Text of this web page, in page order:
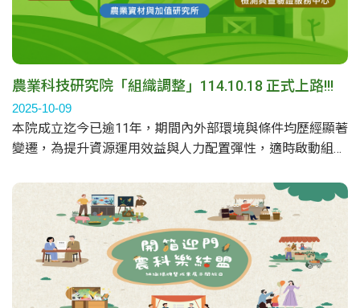
農業科技研究院「組織調整」114.10.18 正式上路!!!
2025-10-09
本院成立迄今已逾11年，期間內外部環境與條件均歷經顯著
變遷，為提升資源運用效益與人力配置彈性，適時啟動組織
進，經114年3月24日本院第四屆第六次董事暨監察人聯席
會議通過組織調整案，並於114年10月18日正式上路。